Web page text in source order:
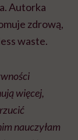
Autorka
zdrową,
waste.
więcej,
nauczyłam